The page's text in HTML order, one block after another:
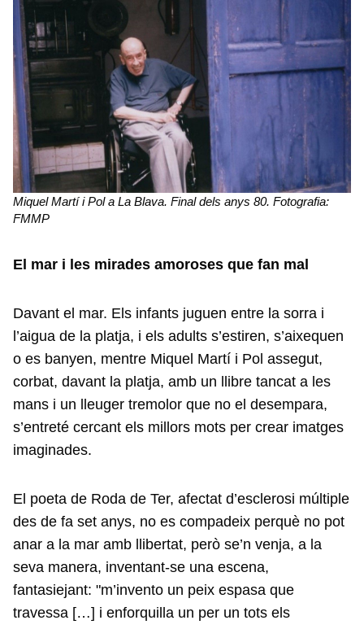
Miquel Martí i Pol a La Blava. Final dels anys 80. Fotografia:
FMMP
El mar i les mirades amoroses que fan mal
Davant el mar. Els infants juguen entre la sorra i
l’aigua de la platja, i els adults s’estiren, s’aixequen
o es banyen, mentre Miquel Martí i Pol assegut,
corbat, davant la platja, amb un llibre tancat a les
mans i un lleuger tremolor que no el desempara,
s’entreté cercant els millors mots per crear imatges
imaginades.
El poeta de Roda de Ter, afectat d’esclerosi múltiple
des de fa set anys, no es compadeix perquè no pot
anar a la mar amb llibertat, però se’n venja, a la
seva manera, inventant-se una escena,
fantasiejant: "m’invento un peix espasa que
travessa […] i enforquilla un per un tots els